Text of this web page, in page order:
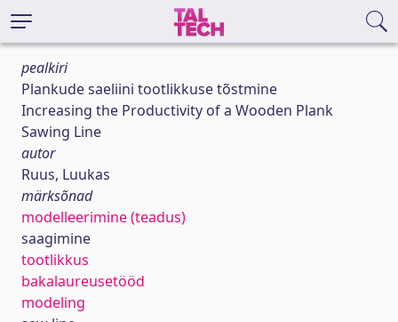
pealkiri
Plankude saeliini tootlikkuse tõstmine
Increasing the Productivity of a Wooden Plank
Sawing Line
autor
Ruus, Luukas
märksõnad
modelleerimine (teadus)
saagimine
tootlikkus
bakalaureusetööd
modeling